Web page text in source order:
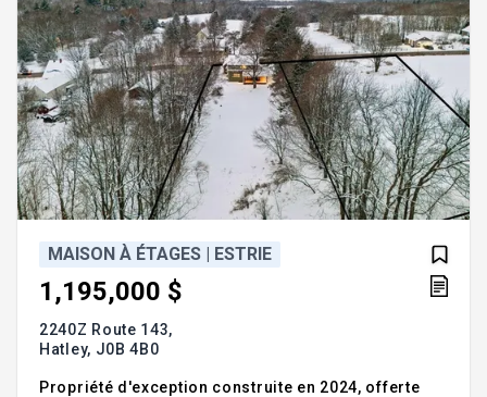
MAISON À ÉTAGES | ESTRIE
1,195,000 $
2240Z Route 143,
Hatley, J0B 4B0
Propriété d'exception construite en 2024, offerte